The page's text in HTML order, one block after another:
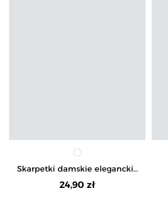
Skarpetki damskie eleganckie
długie z ażurowym splotem
zestaw 3-pak
24,90 zł